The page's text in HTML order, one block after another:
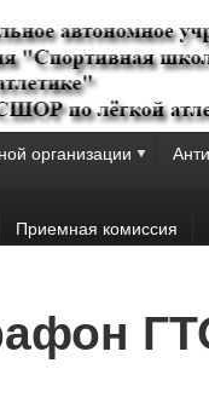
организации
Приемная комиссия